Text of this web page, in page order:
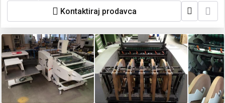
Kontaktiraj prodavca